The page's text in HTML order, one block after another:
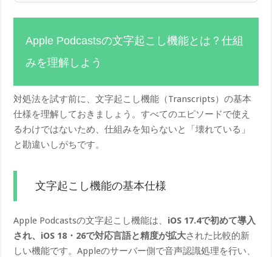
Apple Podcastsの文字起こし機能とは？仕組
みを理解しよう
対処法を試す前に、文字起こし機能（Transcripts）の基本
仕様を理解しておきましょう。すべてのエピソードで使え
るわけではないため、仕組みを知らないと「壊れている」
と勘違いしがちです。
文字起こし機能の基本仕様
Apple Podcastsの文字起こし機能は、 iOS 17.4で初めて導入
され、iOS 18・26で対応言語と精度が拡大された比較的新
しい機能です。Appleのサーバー側で音声認識処理を行い、